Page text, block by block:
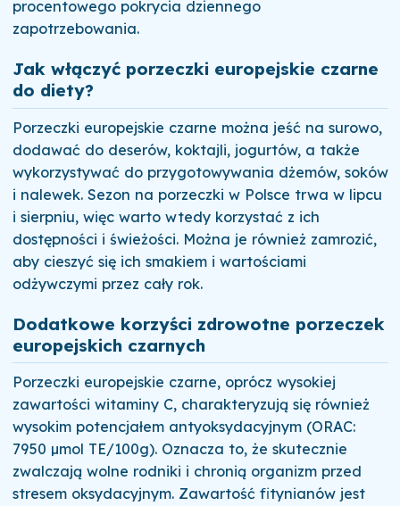
procentowego pokrycia dziennego
zapotrzebowania.
Jak włączyć porzeczki europejskie czarne
do diety?
Porzeczki europejskie czarne można jeść na surowo,
dodawać do deserów, koktajli, jogurtów, a także
wykorzystywać do przygotowywania dżemów, soków
i nalewek. Sezon na porzeczki w Polsce trwa w lipcu
i sierpniu, więc warto wtedy korzystać z ich
dostępności i świeżości. Można je również zamrozić,
aby cieszyć się ich smakiem i wartościami
odżywczymi przez cały rok.
Dodatkowe korzyści zdrowotne porzeczek
europejskich czarnych
Porzeczki europejskie czarne, oprócz wysokiej
zawartości witaminy C, charakteryzują się również
wysokim potencjałem antyoksydacyjnym (ORAC:
7950 µmol TE/100g). Oznacza to, że skutecznie
zwalczają wolne rodniki i chronią organizm przed
stresem oksydacyjnym. Zawartość fitynianów jest